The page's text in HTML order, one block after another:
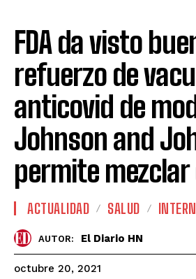
FDA da visto
refuerzo de
anticovid de
Johnson and
permite
ACTUALIDAD SALUD
AUTOR: El Diario HN
octubre 20, 2021